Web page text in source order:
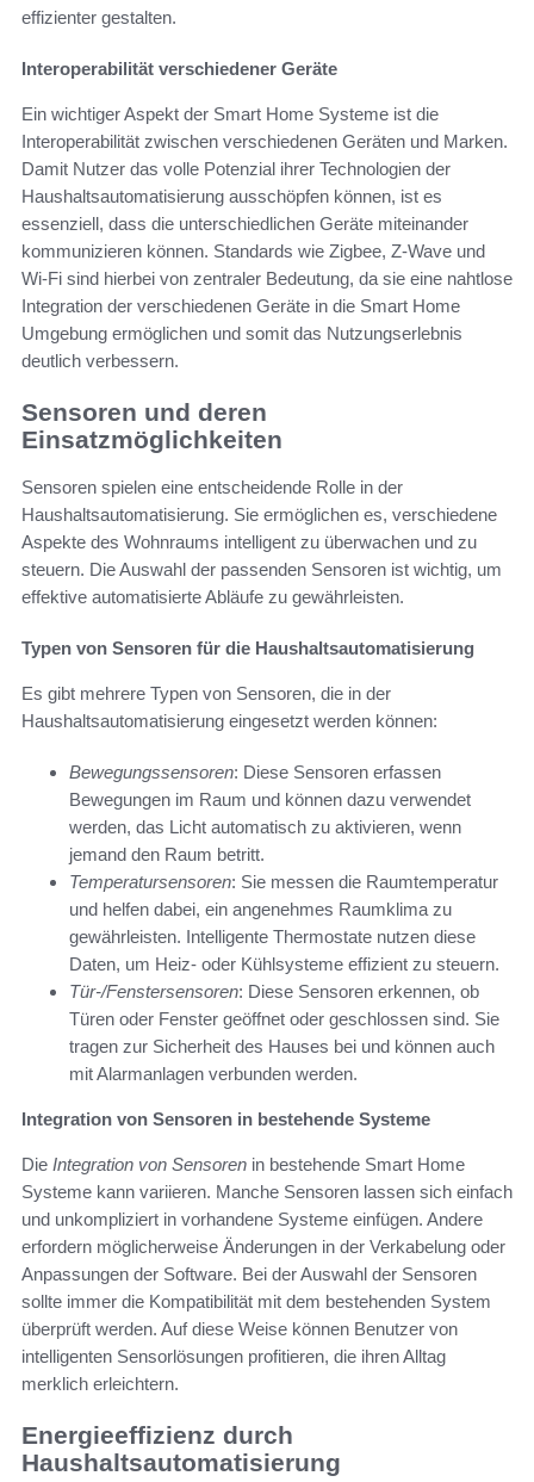
effizienter gestalten.
Interoperabilität verschiedener Geräte
Ein wichtiger Aspekt der Smart Home Systeme ist die
Interoperabilität zwischen verschiedenen Geräten und Marken.
Damit Nutzer das volle Potenzial ihrer Technologien der
Haushaltsautomatisierung ausschöpfen können, ist es
essenziell, dass die unterschiedlichen Geräte miteinander
kommunizieren können. Standards wie Zigbee, Z-Wave und
Wi-Fi sind hierbei von zentraler Bedeutung, da sie eine nahtlose
Integration der verschiedenen Geräte in die Smart Home
Umgebung ermöglichen und somit das Nutzungserlebnis
deutlich verbessern.
Sensoren und deren
Einsatzmöglichkeiten
Sensoren spielen eine entscheidende Rolle in der
Haushaltsautomatisierung. Sie ermöglichen es, verschiedene
Aspekte des Wohnraums intelligent zu überwachen und zu
steuern. Die Auswahl der passenden Sensoren ist wichtig, um
effektive automatisierte Abläufe zu gewährleisten.
Typen von Sensoren für die Haushaltsautomatisierung
Es gibt mehrere Typen von Sensoren, die in der
Haushaltsautomatisierung eingesetzt werden können:
Bewegungssensoren: Diese Sensoren erfassen
Bewegungen im Raum und können dazu verwendet
werden, das Licht automatisch zu aktivieren, wenn
jemand den Raum betritt.
Temperatursensoren: Sie messen die Raumtemperatur
und helfen dabei, ein angenehmes Raumklima zu
gewährleisten. Intelligente Thermostate nutzen diese
Daten, um Heiz- oder Kühlsysteme effizient zu steuern.
Tür-/Fenstersensoren: Diese Sensoren erkennen, ob
Türen oder Fenster geöffnet oder geschlossen sind. Sie
tragen zur Sicherheit des Hauses bei und können auch
mit Alarmanlagen verbunden werden.
Integration von Sensoren in bestehende Systeme
Die Integration von Sensoren in bestehende Smart Home
Systeme kann variieren. Manche Sensoren lassen sich einfach
und unkompliziert in vorhandene Systeme einfügen. Andere
erfordern möglicherweise Änderungen in der Verkabelung oder
Anpassungen der Software. Bei der Auswahl der Sensoren
sollte immer die Kompatibilität mit dem bestehenden System
überprüft werden. Auf diese Weise können Benutzer von
intelligenten Sensorlösungen profitieren, die ihren Alltag
merklich erleichtern.
Energieeffizienz durch
Haushaltsautomatisierung